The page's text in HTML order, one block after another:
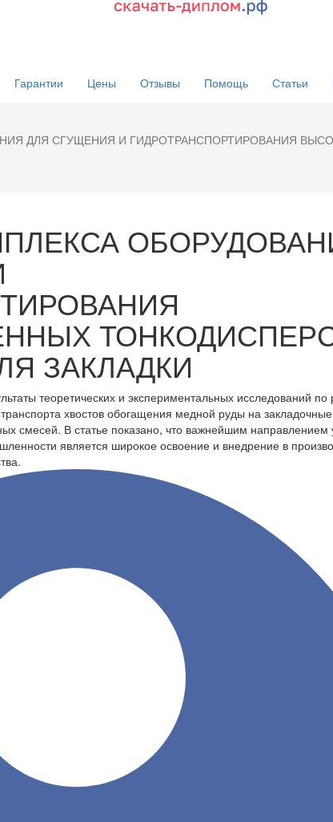
Гарантии Цены Отзывы Помощь Статьи
ДЛЯ СГУЩЕНИЯ И ГИДРОТРАНСПОРТИРОВАНИЯ
ЗАКЛАДКИ
теоретических и экспериментальных исследований по
хвостов обогащения медной руды на
смесей. В статье показано, что важнейшим направлением
является широкое освоение и внедрение в